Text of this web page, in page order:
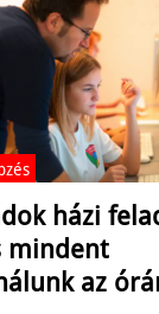
házi
mindent
az